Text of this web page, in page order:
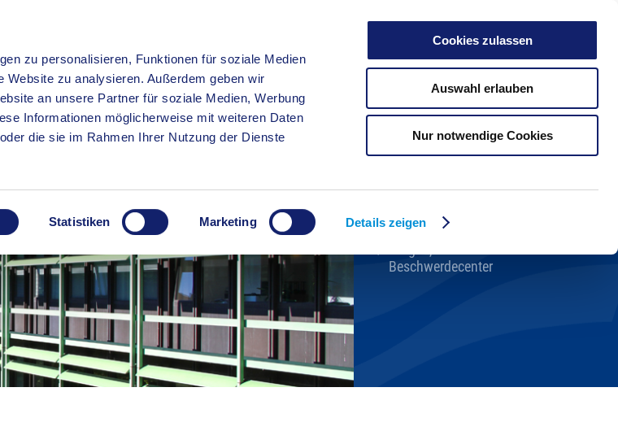
zu personalisieren, Funktionen für soziale Medien
Website zu analysieren. Außerdem geben wir
an unsere Partner für soziale Medien, Werbung
Informationen möglicherweise mit weiteren Daten
die sie im Rahmen Ihrer Nutzung der Dienste
Statistiken Marketing Details zeigen
Cookies zulassen
Auswahl erlauben
Nur notwendige Cookies
WIRTSCHAFT BILDUNG
Kreisverwaltung A-Z
Karriere beim Kreis
Beschwerdecenter